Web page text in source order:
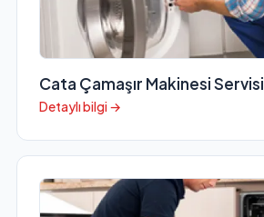
Cata Çamaşır Makinesi Servisi
Detaylı bilgi →